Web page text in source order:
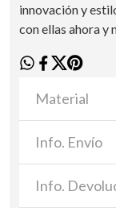
innovación y
con ellas ahora y
Material
Info. Envío
Info.